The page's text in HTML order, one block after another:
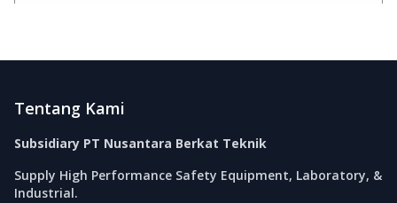
Tentang Kami
Subsidiary PT Nusantara Berkat Teknik
Supply High Performance Safety Equipment, Laboratory, &
Industrial.